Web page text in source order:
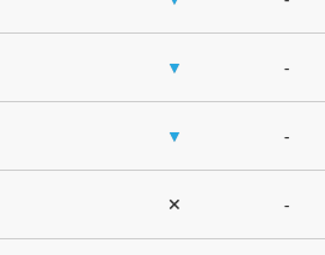
▼ -
▼ -
✕ -